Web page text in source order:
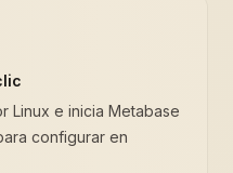
Linux e inicia Metabase
configurar en